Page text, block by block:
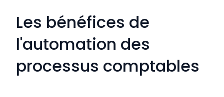
Les bénéfices de
l'automation des
processus comptables